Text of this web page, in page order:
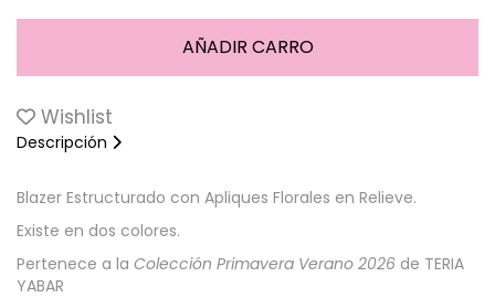
Wishlist
Descripción
Blazer Estructurado con Apliques Florales en Relieve.
Existe en dos colores.
Pertenece a la Colección Primavera Verano 2026 de TERIA
YABAR